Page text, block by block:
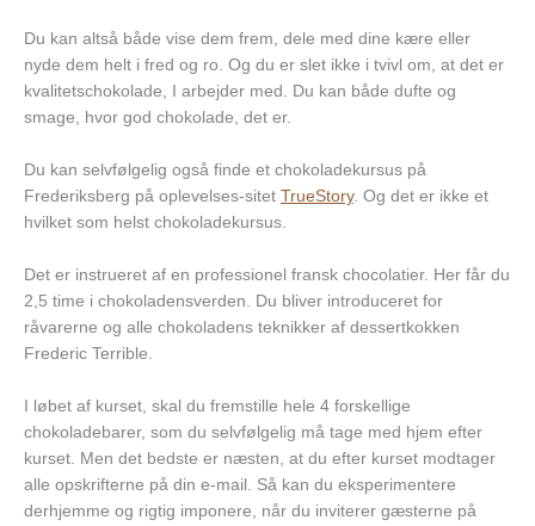
Du kan altså både vise dem frem, dele med dine kære eller
nyde dem helt i fred og ro. Og du er slet ikke i tvivl om, at det er
kvalitetschokolade, I arbejder med. Du kan både dufte og
smage, hvor god chokolade, det er.
Du kan selvfølgelig også finde et chokoladekursus på
Frederiksberg på oplevelses-sitet TrueStory. Og det er ikke et
hvilket som helst chokoladekursus.
Det er instrueret af en professionel fransk chocolatier. Her får du
2,5 time i chokoladensverden. Du bliver introduceret for
råvarerne og alle chokoladens teknikker af dessertkokken
Frederic Terrible.
I løbet af kurset, skal du fremstille hele 4 forskellige
chokoladebarer, som du selvfølgelig må tage med hjem efter
kurset. Men det bedste er næsten, at du efter kurset modtager
alle opskrifterne på din e-mail. Så kan du eksperimentere
derhjemme og rigtig imponere, når du inviterer gæsterne på